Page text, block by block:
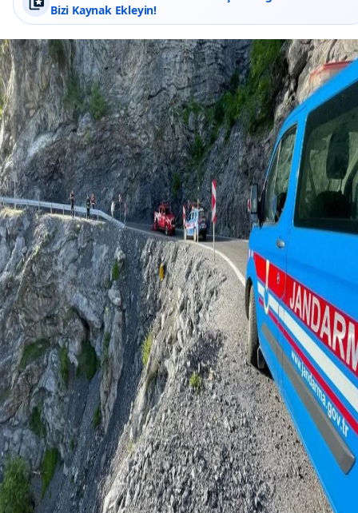
Bizi Kaynak Ekleyin!